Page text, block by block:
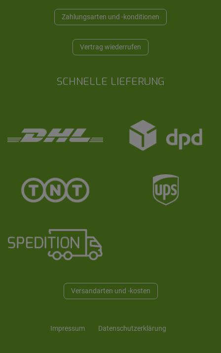
Zahlungsarten und -konditionen
Vertrag wiederrufen
SCHNELLE LIEFERUNG
Versandarten und -kosten
Impressum Daten­schutz­erklärung